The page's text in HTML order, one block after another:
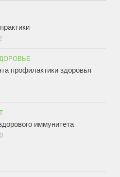
профилактики здоровья
иммунитета